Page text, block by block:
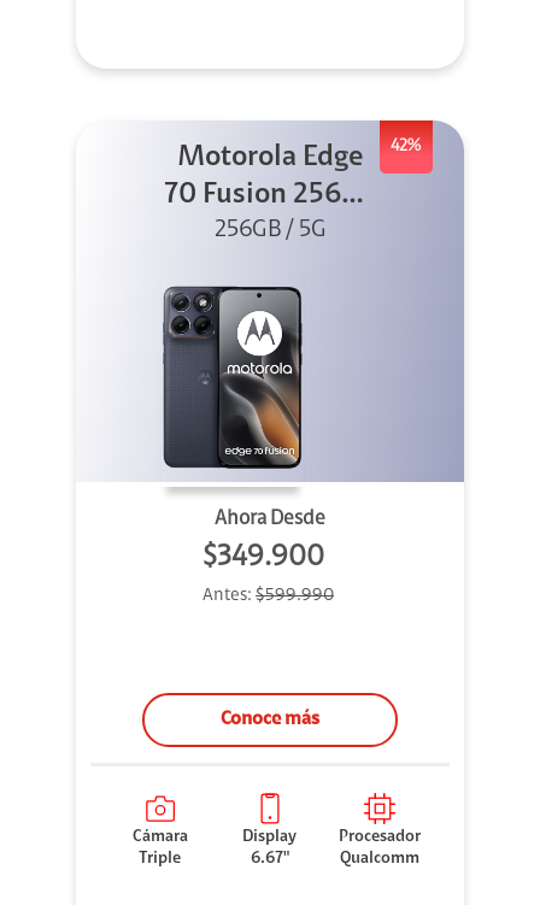
42%
Motorola Edge
70 Fusion 256GB
Azul
256GB / 5G
Ahora Desde
$349.900
Antes: $599.990
Conoce más
Cámara
Triple
Display
6.67"
Procesador
Qualcomm